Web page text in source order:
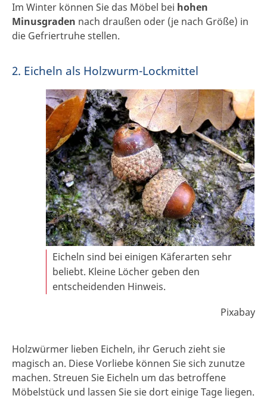
Im Winter können Sie das Möbel bei hohen
Minusgraden nach draußen oder (je nach Größe) in
die Gefriertruhe stellen.
2. Eicheln als Holzwurm-Lockmittel
Eicheln sind bei einigen Käferarten sehr
beliebt. Kleine Löcher geben den
entscheidenden Hinweis.
Pixabay
Holzwürmer lieben Eicheln, ihr Geruch zieht sie
magisch an. Diese Vorliebe können Sie sich zunutze
machen. Streuen Sie Eicheln um das betroffene
Möbelstück und lassen Sie sie dort einige Tage liegen.